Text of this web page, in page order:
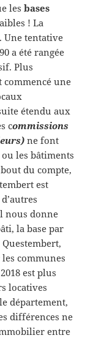
lesbases
! La
Une tentative
a été rangée
Plus
commencé une
étendu aux
commissions
ne font
les bâtiments
du compte,
est
nous donne
la base par
communes
est plus
locatives
département,
différences ne
entre